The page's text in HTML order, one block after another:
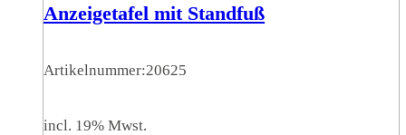
Anzeigetafel mit Standfuß
Artikelnummer:20625
incl. 19% Mwst.